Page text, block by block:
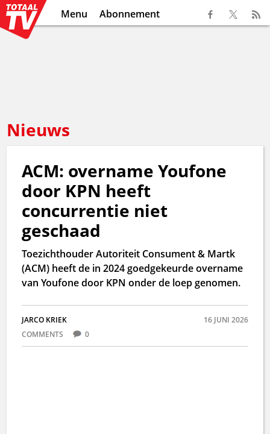
Menu Abonnement
Nieuws
ACM: overname Youfone
door KPN heeft
concurrentie niet
geschaad
Toezichthouder Autoriteit Consument & Martk
(ACM) heeft de in 2024 goedgekeurde overname
van Youfone door KPN onder de loep genomen.
JARCO KRIEK
16 JUNI 2026
COMMENTS
0